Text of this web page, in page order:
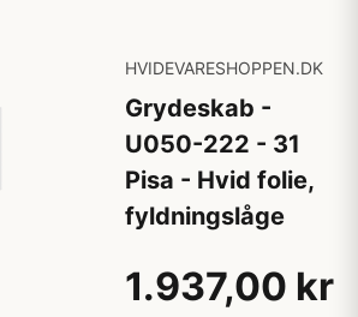
HVIDEVARESHOPPEN.DK
Grydeskab -
U050-222 - 31
Pisa - Hvid folie,
fyldningslåge
1.937,00 kr